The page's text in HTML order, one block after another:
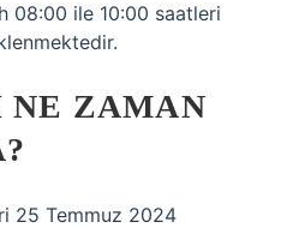
08:00 ile 10:00 saatleri
NE ZAMAN
25 Temmuz 2024